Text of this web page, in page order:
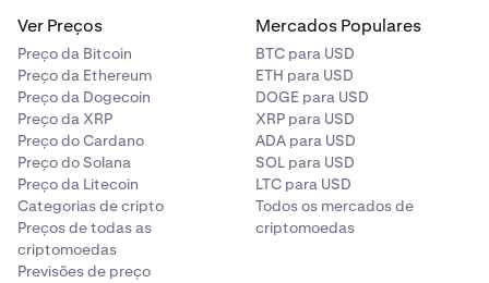
Ver Preços
Preço da Bitcoin
Preço da Ethereum
Preço da Dogecoin
Preço da XRP
Preço do Cardano
Preço do Solana
Preço da Litecoin
Categorias de cripto
Preços de todas as
criptomoedas
Previsões de preço
Mercados Populares
BTC para USD
ETH para USD
DOGE para USD
XRP para USD
ADA para USD
SOL para USD
LTC para USD
Todos os mercados de
criptomoedas